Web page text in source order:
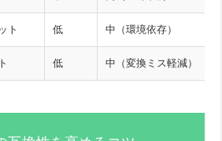
ト 低 中（環境依存）
低 中（変換ミス軽減）